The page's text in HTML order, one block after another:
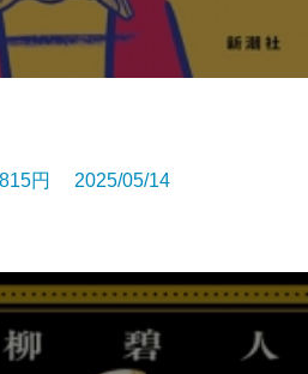
円 2025/05/14